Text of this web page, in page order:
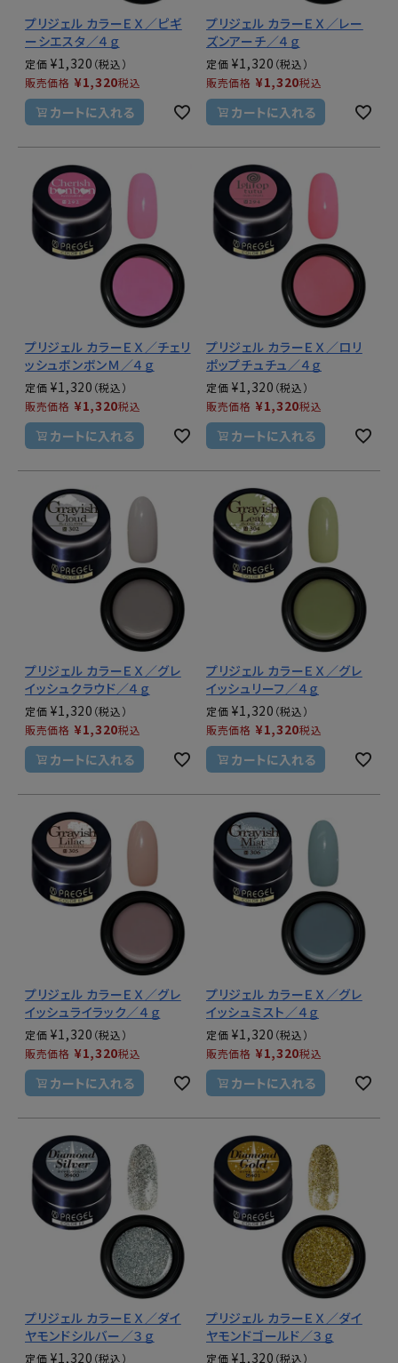
プリジェル カラーＥＸ／ピギ
ーシエスタ／４ｇ
定価 ¥1,320
販売価格 ¥1,320税込
カートに入れる
プリジェル カラーＥＸ／レー
ズンアーチ／４ｇ
定価 ¥1,320
販売価格 ¥1,320税込
カートに入れる
プリジェル カラーＥＸ／チェリ
ッシュボンボンＭ／４ｇ
定価 ¥1,320
販売価格 ¥1,320税込
カートに入れる
プリジェル カラーＥＸ／ロリ
ポップチュチュ／４ｇ
定価 ¥1,320
販売価格 ¥1,320税込
カートに入れる
プリジェル カラーＥＸ／グレ
イッシュクラウド／４ｇ
定価 ¥1,320
販売価格 ¥1,320税込
カートに入れる
プリジェル カラーＥＸ／グレ
イッシュリーフ／４ｇ
定価 ¥1,320
販売価格 ¥1,320税込
カートに入れる
プリジェル カラーＥＸ／グレ
イッシュライラック／４ｇ
定価 ¥1,320
販売価格 ¥1,320税込
カートに入れる
プリジェル カラーＥＸ／グレ
イッシュミスト／４ｇ
定価 ¥1,320
販売価格 ¥1,320税込
カートに入れる
プリジェル カラーＥＸ／ダイ
ヤモンドシルバー／３ｇ
定価 ¥1,320
プリジェル カラーＥＸ／ダイ
ヤモンドゴールド／３ｇ
定価 ¥1,320